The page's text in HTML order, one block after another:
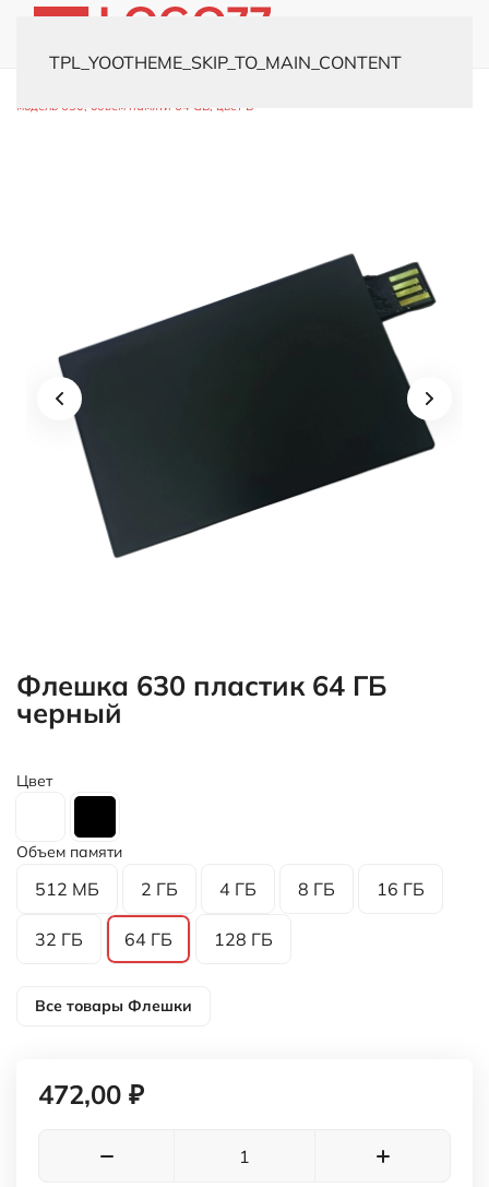
TPL_YOOTHEME_SKIP_TO_MAIN_CONTENT
модель 630, объем памяти 64 GB, цвет B
Флешка 630 пластик 64 ГБ
черный
Цвет
Объем памяти
512 МБ 2 ГБ 4 ГБ 8 ГБ 16 ГБ
32 ГБ 64 ГБ 128 ГБ
Все товары Флешки
472,00 ₽